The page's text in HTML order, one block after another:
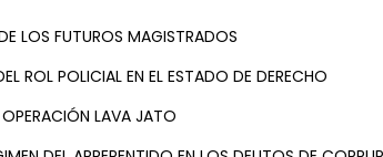
LOS FUTUROS MAGISTRADOS
ROL POLICIAL EN EL ESTADO DE DERECHO
LAVA JATO